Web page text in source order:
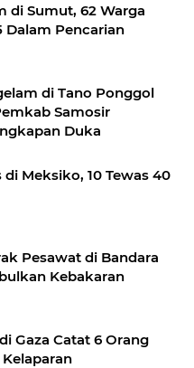
di Sumut, 62 Warga
Dalam Pencarian
di Tano Ponggol
Samosir
Duka
Meksiko, 10 Tewas 40
Pesawat di Bandara
Kebakaran
Gaza Catat 6 Orang